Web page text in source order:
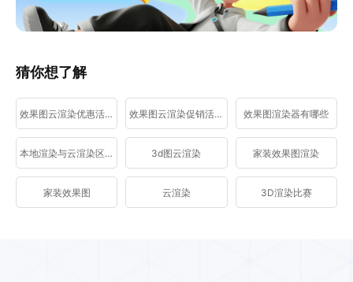
猜你想了解
效果图云渲染优惠活动 效果图云渲染促销活动 效果图渲染器有哪些
本地渲染与云渲染区别 3d图云渲染 家装效果图渲染
家装效果图 云渲染 3D渲染比赛